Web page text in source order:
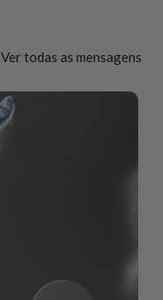
Ver todas as mensagens